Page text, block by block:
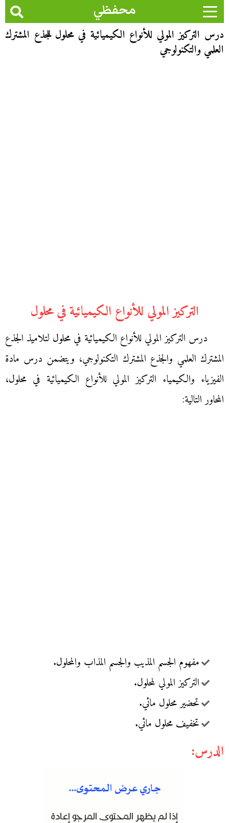
محفظي
درس التركيز المولي للأنواع الكيميائية في محلول للجذع المشترك
العلمي والتكنولوجي
التركيز المولي للأنواع الكيميائية في محلول
درس التركيز المولي للأنواع الكيميائية في محلول لتلاميذ الجذع
المشترك العلمي والجذع المشترك التكنولوجي، ويتضمن درس مادة
الفيزياء والكيمياء التركيز المولي للأنواع الكيميائية في محلول،
المحاور التالية:
مفهوم الجسم المذيب والجسم المذاب والمحلول.
التركيز المولي لمحلول.
تحضير محلول مائي.
تخفيف محلول مائي.
الدرس: